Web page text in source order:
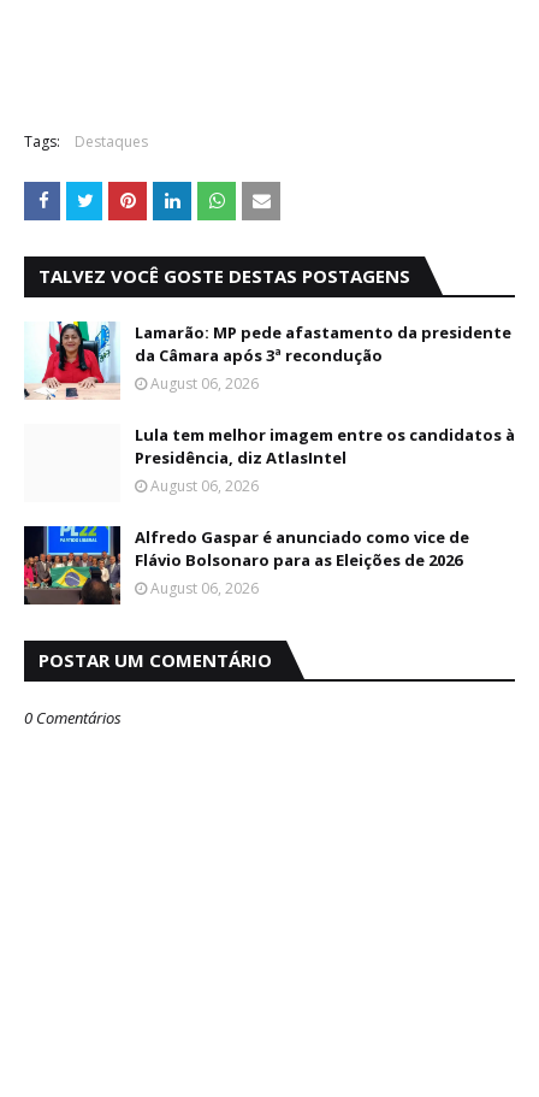
Tags: Destaques
TALVEZ VOCÊ GOSTE DESTAS POSTAGENS
Lamarão: MP pede afastamento da presidente
da Câmara após 3ª recondução
August 06, 2026
Lula tem melhor imagem entre os candidatos à
Presidência, diz AtlasIntel
August 06, 2026
Alfredo Gaspar é anunciado como vice de
Flávio Bolsonaro para as Eleições de 2026
August 06, 2026
POSTAR UM COMENTÁRIO
0 Comentários